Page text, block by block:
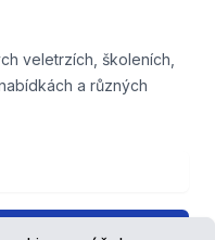
veletrzích, školeních,
a různých